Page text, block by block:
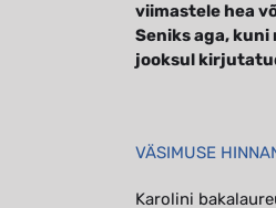
viimastele hea
Seniks aga,
jooksul
VÄSIMUSE
Karolini